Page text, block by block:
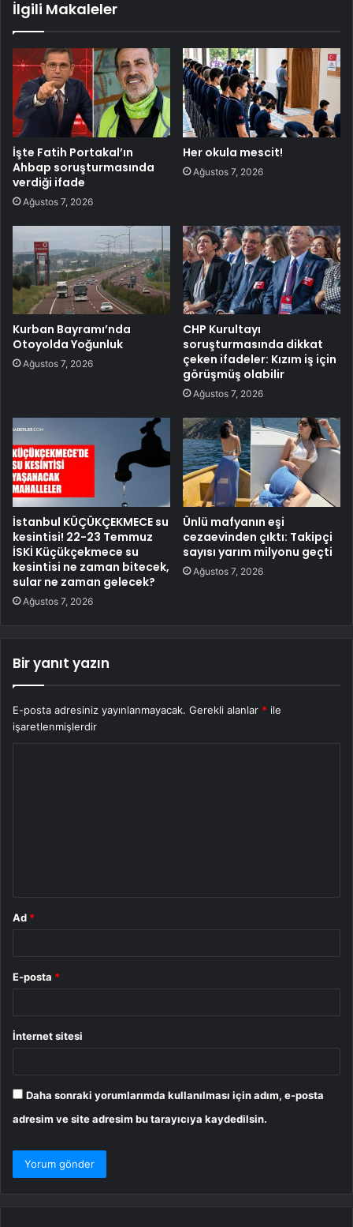
İlgili Makaleler
İşte Fatih Portakal’ın
Ahbap soruşturmasında
verdiği ifade
Ağustos 7, 2026
Her okula mescit!
Ağustos 7, 2026
Kurban Bayramı’nda
Otoyolda Yoğunluk
Ağustos 7, 2026
CHP Kurultayı
soruşturmasında dikkat
çeken ifadeler: Kızım iş için
görüşmüş olabilir
Ağustos 7, 2026
İstanbul KÜÇÜKÇEKMECE su
kesintisi! 22-23 Temmuz
İSKİ Küçükçekmece su
kesintisi ne zaman bitecek,
sular ne zaman gelecek?
Ağustos 7, 2026
Ünlü mafyanın eşi
cezaevinden çıktı: Takipçi
sayısı yarım milyonu geçti
Ağustos 7, 2026
Bir yanıt yazın
E-posta adresiniz yayınlanmayacak. Gerekli alanlar * ile
işaretlenmişlerdir
Ad *
E-posta *
İnternet sitesi
Daha sonraki yorumlarımda kullanılması için adım, e-posta
adresim ve site adresim bu tarayıcıya kaydedilsin.